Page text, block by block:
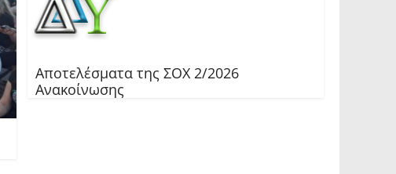
Αποτελέσματα της ΣΟΧ 2/2026
Ανακοίνωσης